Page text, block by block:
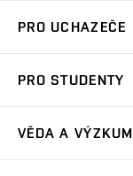
PRO UCHAZEČE
Ambasadoři studia
PRO STUDENTY
VĚDA A VÝZKUM